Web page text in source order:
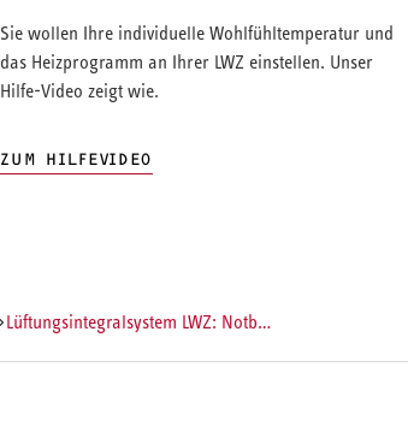
Sie wollen Ihre individuelle Wohlfühltemperatur und
das Heizprogramm an Ihrer LWZ einstellen. Unser
Hilfe-Video zeigt wie.
ZUM HILFEVIDEO
Lüftungsintegralsystem LWZ: Notbetrieb einstellen